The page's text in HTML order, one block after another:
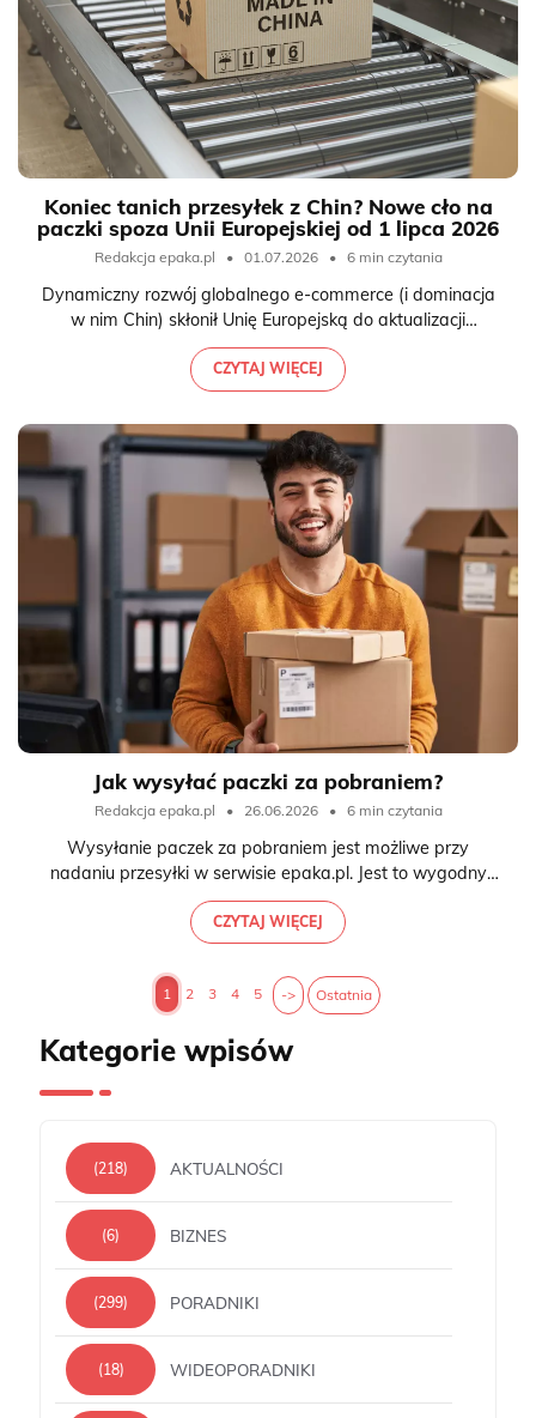
Koniec tanich przesyłek z Chin? Nowe cło na
paczki spoza Unii Europejskiej od 1 lipca 2026
Redakcja epaka.pl • 01.07.2026 • 6 min czytania
Dynamiczny rozwój globalnego e-commerce (i dominacja
w nim Chin) skłonił Unię Europejską do aktualizacji
dotychczasowych przepisów celnych. Od 1 lipca 2026 w
życie wchodzi obowiązkowa opłata celna dla paczek o
niskiej wartości.
CZYTAJ WIĘCEJ
Jak wysyłać paczki za pobraniem?
Redakcja epaka.pl • 26.06.2026 • 6 min czytania
Wysyłanie paczek za pobraniem jest możliwe przy
nadaniu przesyłki w serwisie epaka.pl. Jest to wygodny
sposób wysyłki, zwłaszcza jeżeli nadajesz paczki i chcesz
otrzymać za nią zapłatę lub nie chcesz ponosić kosztów
wysyłki paczki. Sprawdźmy jak nadać paczkę za
pobraniem i po ilu dniach otrzymamy zwrot kosztów.
CZYTAJ WIĘCEJ
1 2 3 4 5 -> Ostatnia
Kategorie wpisów
(218) AKTUALNOŚCI
(6) BIZNES
(299) PORADNIKI
(18) WIDEOPORADNIKI